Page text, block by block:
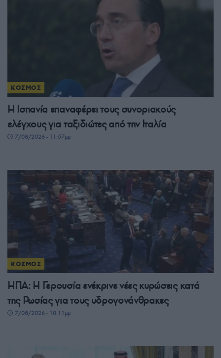
ΚΟΣΜΟΣ
Η Ισπανία επαναφέρει τους συνοριακούς
ελέγχους για ταξιδιώτες από την Ιταλία
7/08/2026 - 11:57μμ
ΚΟΣΜΟΣ
ΗΠΑ: Η Γερουσία ενέκρινε νέες κυρώσεις κατά
της Ρωσίας για τους υδρογονάνθρακες
7/08/2026 - 10:11μμ